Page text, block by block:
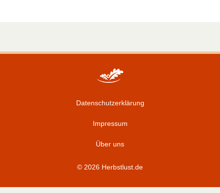
Datenschutzerklärung
Impressum
Über uns
© 2026 Herbstlust.de